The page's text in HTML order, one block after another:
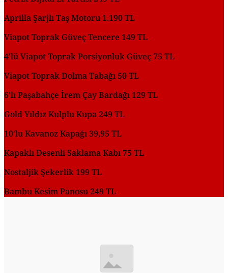
Aprilla Şarjlı Taş Motoru 1.190 TL
Viapot Toprak Güveç Tencere 149 TL
4'lü Viapot Toprak Porsiyonluk Güveç 75 TL
Viapot Toprak Dolma Tabağı 50 TL
6'lı Paşabahçe İrem Çay Bardağı 129 TL
Gold Yıldız Kulplu Kupa 249 TL
10'lu Kavanoz Kapağı 39,95 TL
Kapaklı Desenli Saklama Kabı 75 TL
Nostaljik Şekerlik 199 TL
Bambu Kesim Panosu 249 TL